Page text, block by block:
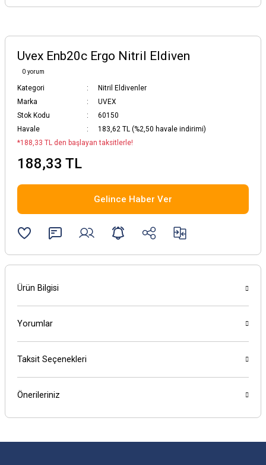
Uvex Enb20c Ergo Nitril Eldiven
0 yorum
Kategori
Nitril Eldivenler
Marka
UVEX
Stok Kodu
60150
Havale
183,62 TL (%2,50 havale indirimi)
*188,33 TL den başlayan taksitlerle!
188,33 TL
Gelince Haber Ver
Ürün Bilgisi
Yorumlar
Taksit Seçenekleri
Önerileriniz